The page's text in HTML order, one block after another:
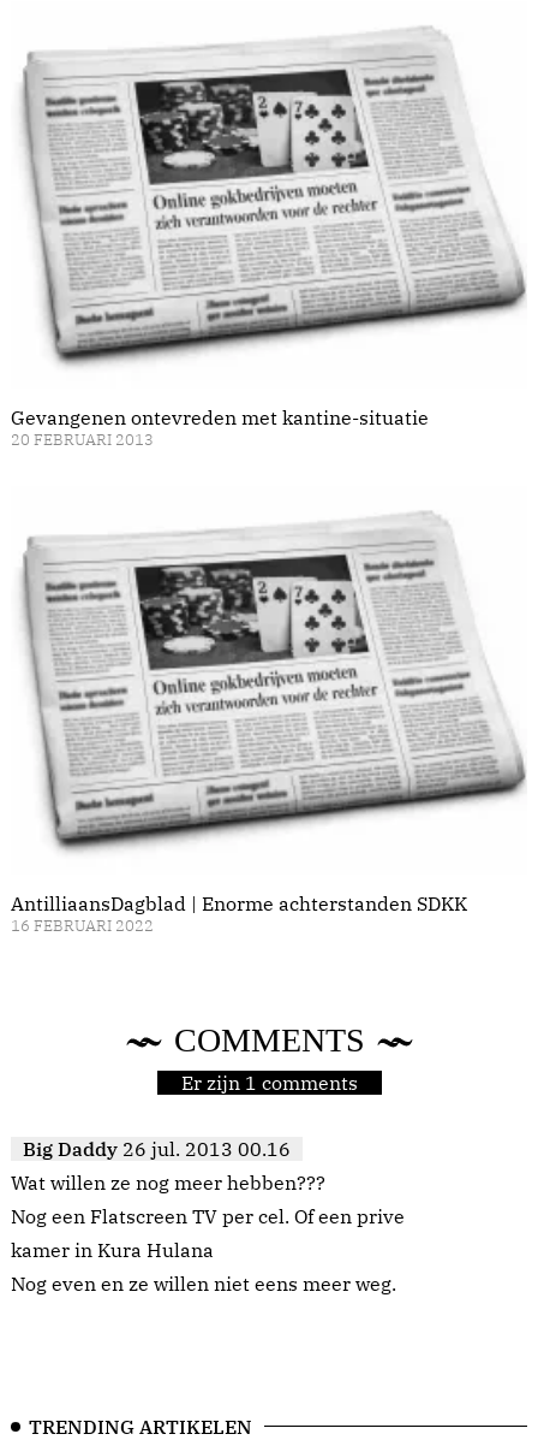
Gevangenen ontevreden met kantine-situatie
20 FEBRUARI 2013
AntilliaansDagblad | Enorme achterstanden SDKK
16 FEBRUARI 2022
COMMENTS
Er zijn 1 comments
Big Daddy 26 jul. 2013 00.16
Wat willen ze nog meer hebben???
Nog een Flatscreen TV per cel. Of een prive
kamer in Kura Hulana
Nog even en ze willen niet eens meer weg.
TRENDING ARTIKELEN